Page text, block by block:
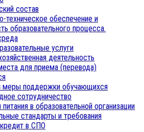
состав
техническое обеспечение и
образовательного процесса.
услуги
деятельность
для приема (перевода)
меры поддержки обучающихся
сотрудничество
питания в образовательной организации
стандарты и требования
в СПО